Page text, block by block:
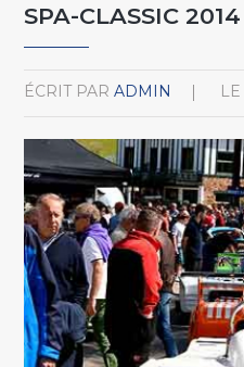
SPA-CLASSIC 2014
ÉCRIT PAR ADMIN LE